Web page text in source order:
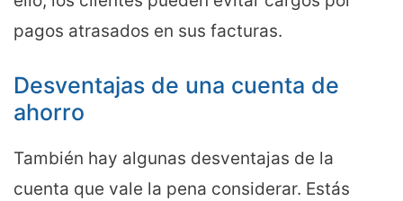
pagos atrasados en sus facturas.
Desventajas de una cuenta de
ahorro
También hay algunas desventajas de la
cuenta que vale la pena considerar. Estás